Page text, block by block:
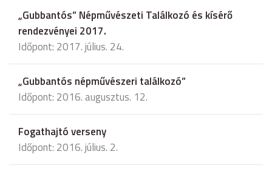
„Gubbantós” Népművészeti Találkozó és kísérő
rendezvényei 2017.
Időpont: 2017. július. 24.
„Gubbantós népművészeri találkozó”
Időpont: 2016. augusztus. 12.
Fogathajtó verseny
Időpont: 2016. július. 2.